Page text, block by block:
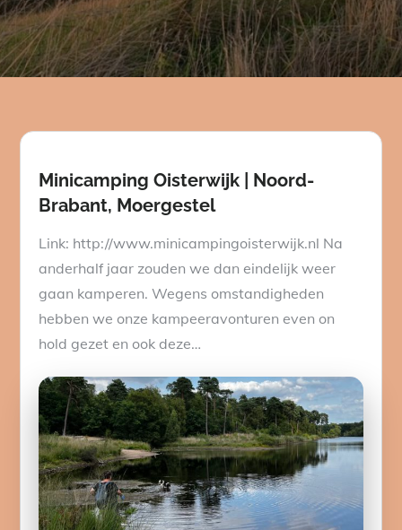
Minicamping Oisterwijk | Noord-
Brabant, Moergestel
Link: http://www.minicampingoisterwijk.nl Na
anderhalf jaar zouden we dan eindelijk weer
gaan kamperen. Wegens omstandigheden
hebben we onze kampeeravonturen even on
hold gezet en ook deze…